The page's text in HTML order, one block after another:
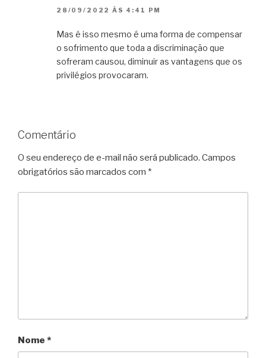
28/09/2022 ÀS 4:41 PM
Mas é isso mesmo é uma forma de compensar
o sofrimento que toda a discriminação que
sofreram causou, diminuir as vantagens que os
privilégios provocaram.
Comentário
O seu endereço de e-mail não será publicado. Campos
obrigatórios são marcados com *
Nome *